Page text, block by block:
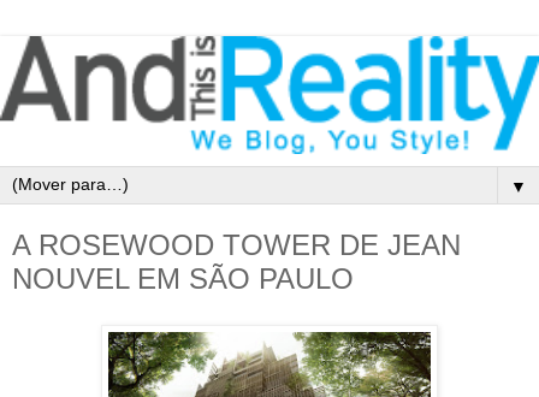
▼
A ROSEWOOD TOWER DE JEAN
NOUVEL EM SÃO PAULO